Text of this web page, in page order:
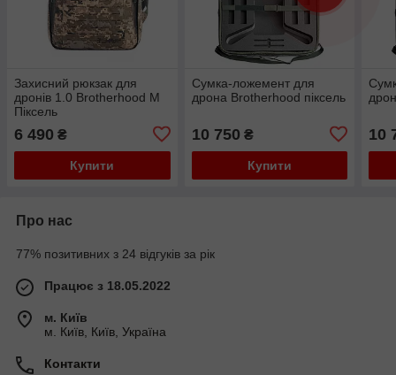
Захисний рюкзак для
дронів 1.0 Brotherhood M
Піксель
6 490 ₴
Купити
Сумка-ложемент для
дрона Brotherhood піксель
10 750 ₴
Купити
10
Про нас
77% позитивних з 24 відгуків за рік
Працює з 18.05.2022
м. Київ
м. Київ, Київ, Україна
Контакти